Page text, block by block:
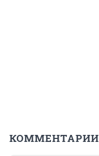
КОММЕНТАРИИ